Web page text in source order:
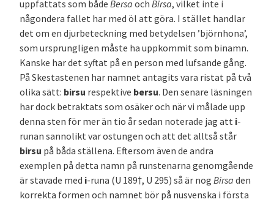
uppfattats som både Bersa och Birsa, vilket inte i
någondera fallet har med öl att göra. I stället handlar
det om en djurbeteckning med betydelsen ’björnhona’,
som ursprungligen måste ha uppkommit som binamn.
Kanske har det syftat på en person med lufsande gång.
På Skestastenen har namnet antagits vara ristat på två
olika sätt: birsu respektive bersu. Den senare läsningen
har dock betraktats som osäker och när vi målade upp
denna sten för mer än tio år sedan noterade jag att i-
runan sannolikt var ostungen och att det alltså står
birsu på båda ställena. Eftersom även de andra
exemplen på detta namn på runstenarna genomgående
är stavade med i-runa (U 189†, U 295) så är nog Birsa den
korrekta formen och namnet bör på nusvenska i första